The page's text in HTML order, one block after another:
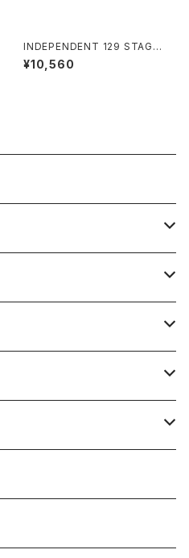
INDEPENDENT 129 STAGE
11 POLISHED SKATEBOARD
TRUCKS インディペンデント 1
¥10,560